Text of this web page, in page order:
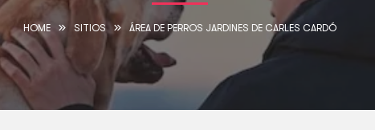
HOME SITIOS ÁREA DE PERROS JARDINES DE CARLES CARDÓ